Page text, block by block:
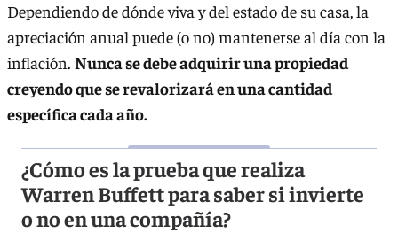
Dependiendo de dónde viva y del estado de su casa, la
apreciación anual puede (o no) mantenerse al día con la
inflación. Nunca se debe adquirir una propiedad
creyendo que se revalorizará en una cantidad
específica cada año.
¿Cómo es la prueba que realiza
Warren Buffett para saber si invierte
o no en una compañía?